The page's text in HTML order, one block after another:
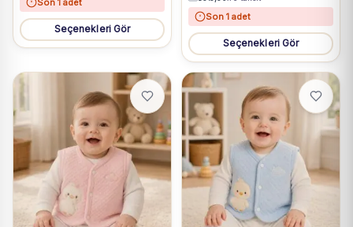
Seçenekleri Gör
Son 1 adet
Seçenekleri Gör